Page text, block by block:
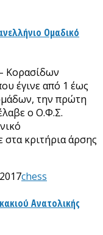
Ομαδικό
Κορασίδων
έγινε από 1 έως
την πρώτη
ο Ο.Φ.Σ.
κριτήρια άρσης
chess
Ανατολικής